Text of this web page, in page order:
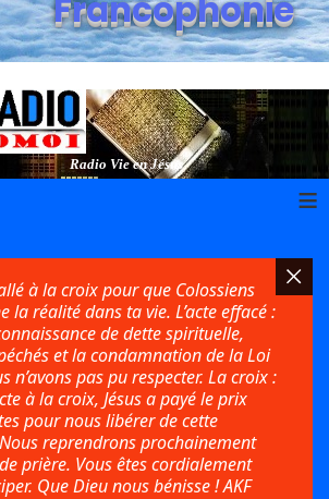
Francophonie
Radio Vie en Jésus
≡
à la croix pour que Colossiens
la réalité dans ta vie. L’acte effacé :
de dette spirituelle,
et la condamnation de la Loi
n’avons pas pu respecter. La croix :
à la croix, Jésus a payé le prix
pour nous libérer de cette
reprendrons prochainement
prière. Vous êtes cordialement
Que Dieu nous bénisse ! AKF